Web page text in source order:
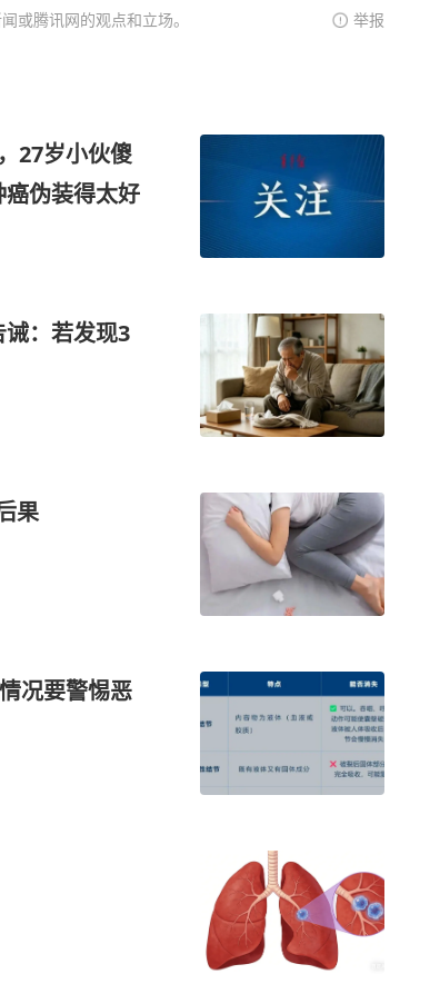
或腾讯网的观点和立场。 举报
27岁小伙傻
伪装得太好
：若发现3
果
况要警惕恶